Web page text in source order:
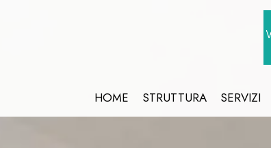
HOME STRUTTURA SERVIZI